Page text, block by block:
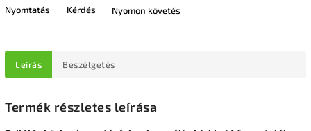
Nyomtatás Kérdés Nyomon követés
Leírás Beszélgetés
Termék részletes leírása